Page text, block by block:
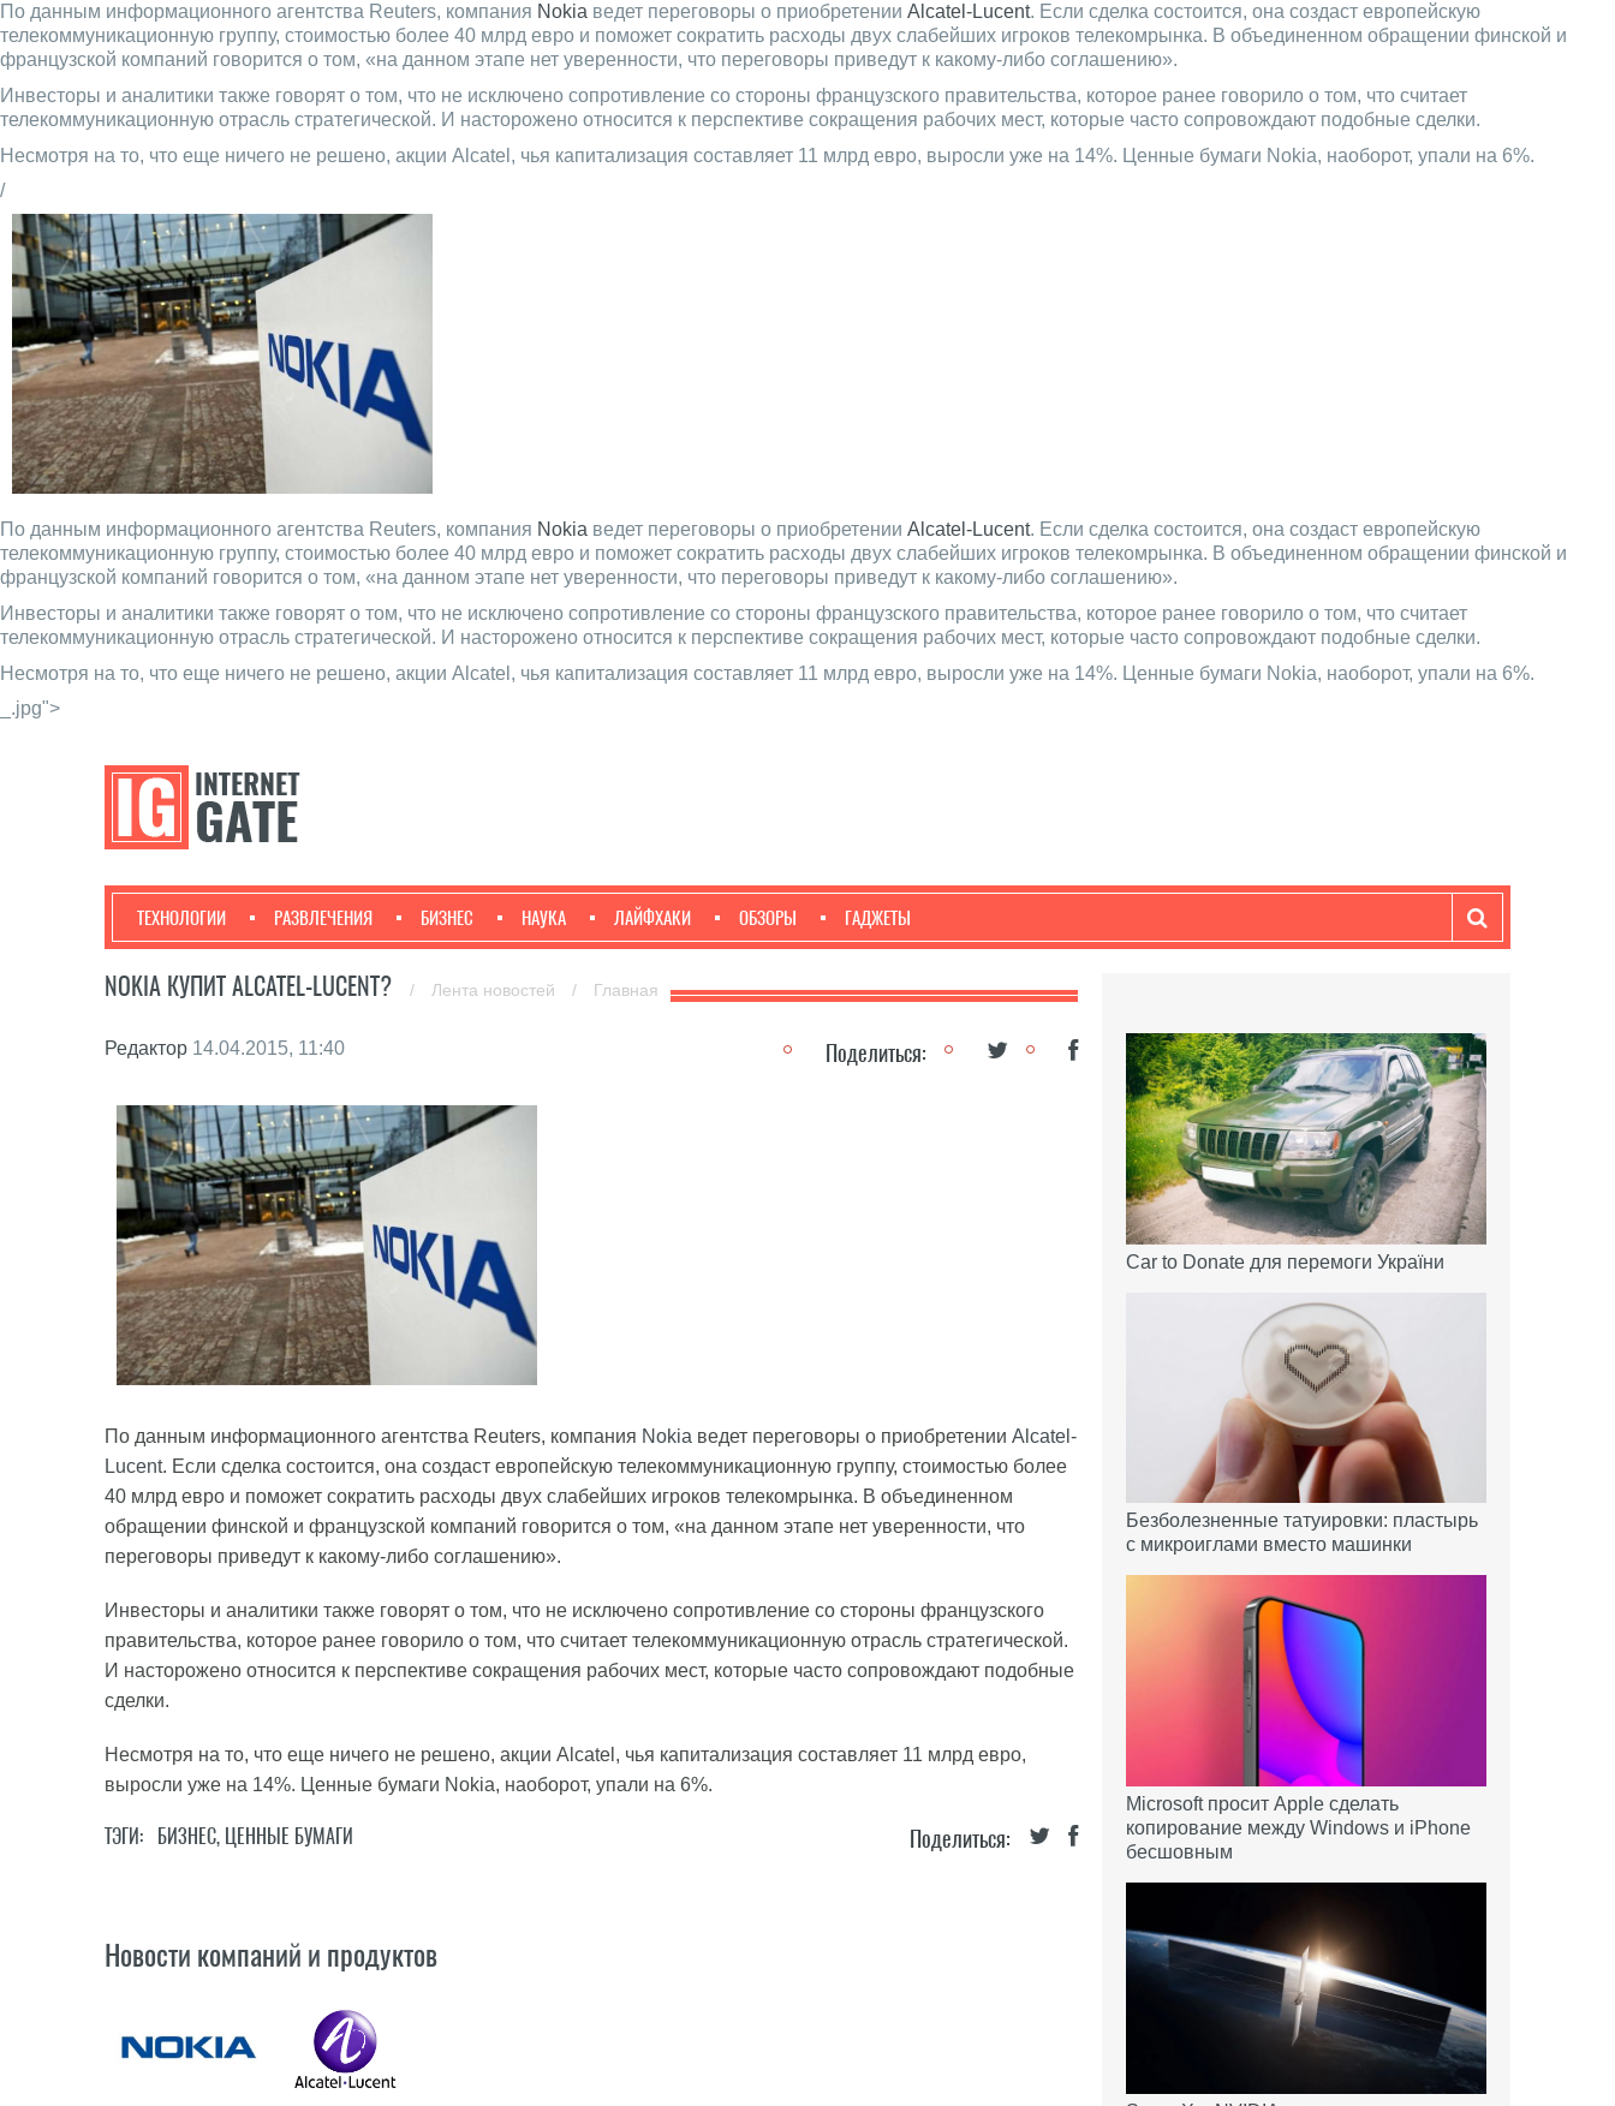
По данным информационного агентства Reuters, компания Nokia ведет переговоры о приобретении Alcatel-Lucent. Если сделка состоится, она создаст европейскую
телекоммуникационную группу, стоимостью более 40 млрд евро и поможет сократить расходы двух слабейших игроков телекомрынка. В объединенном обращении финской и
французской компаний говорится о том, «на данном этапе нет уверенности, что переговоры приведут к какому-либо соглашению».
Инвесторы и аналитики также говорят о том, что не исключено сопротивление со стороны французского правительства, которое ранее говорило о том, что считает
телекоммуникационную отрасль стратегической. И насторожено относится к перспективе сокращения рабочих мест, которые часто сопровождают подобные сделки.
Несмотря на то, что еще ничего не решено, акции Alcatel, чья капитализация составляет 11 млрд евро, выросли уже на 14%. Ценные бумаги Nokia, наоборот, упали на 6%.
/
По данным информационного агентства Reuters, компания Nokia ведет переговоры о приобретении Alcatel-Lucent. Если сделка состоится, она создаст европейскую
телекоммуникационную группу, стоимостью более 40 млрд евро и поможет сократить расходы двух слабейших игроков телекомрынка. В объединенном обращении финской и
французской компаний говорится о том, «на данном этапе нет уверенности, что переговоры приведут к какому-либо соглашению».
Инвесторы и аналитики также говорят о том, что не исключено сопротивление со стороны французского правительства, которое ранее говорило о том, что считает
телекоммуникационную отрасль стратегической. И насторожено относится к перспективе сокращения рабочих мест, которые часто сопровождают подобные сделки.
Несмотря на то, что еще ничего не решено, акции Alcatel, чья капитализация составляет 11 млрд евро, выросли уже на 14%. Ценные бумаги Nokia, наоборот, упали на 6%.
_.jpg">
ТЕХНОЛОГИИ РАЗВЛЕЧЕНИЯ БИЗНЕС НАУКА ЛАЙФХАКИ ОБЗОРЫ ГАДЖЕТЫ
NOKIA КУПИТ ALCATEL-LUCENT? / Лента новостей / Главная
Редактор 14.04.2015, 11:40 Поделиться:
По данным информационного агентства Reuters, компания Nokia ведет переговоры о приобретении Alcatel-
Lucent. Если сделка состоится, она создаст европейскую телекоммуникационную группу, стоимостью более
40 млрд евро и поможет сократить расходы двух слабейших игроков телекомрынка. В объединенном
обращении финской и французской компаний говорится о том, «на данном этапе нет уверенности, что
переговоры приведут к какому-либо соглашению».
Инвесторы и аналитики также говорят о том, что не исключено сопротивление со стороны французского
правительства, которое ранее говорило о том, что считает телекоммуникационную отрасль стратегической.
И насторожено относится к перспективе сокращения рабочих мест, которые часто сопровождают подобные
сделки.
Несмотря на то, что еще ничего не решено, акции Alcatel, чья капитализация составляет 11 млрд евро,
выросли уже на 14%. Ценные бумаги Nokia, наоборот, упали на 6%.
Поделиться:
ТЭГИ: БИЗНЕС, ЦЕННЫЕ БУМАГИ
Новости компаний и продуктов
Car to Donate для перемоги України
Безболезненные татуировки: пластырь
с микроиглами вместо машинки
Microsoft просит Apple сделать
копирование между Windows и iPhone
бесшовным